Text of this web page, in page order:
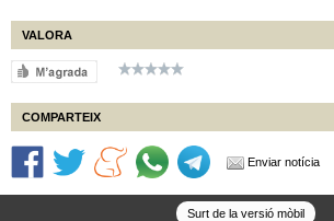
VALORA
COMPARTEIX
Enviar notícia
Surt de la versió mòbil